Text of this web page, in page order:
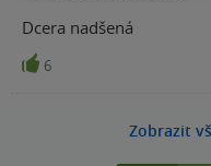
Dcera nadšená
6
Zobrazit